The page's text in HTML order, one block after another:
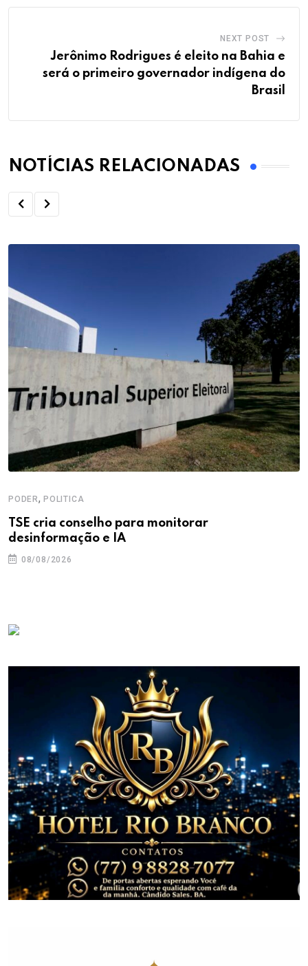
NEXT POST
Jerônimo Rodrigues é eleito na Bahia e
será o primeiro governador indígena do
Brasil
NOTÍCIAS RELACIONADAS
PODER, POLITICA
TSE cria conselho para monitorar
desinformação e IA
08/08/2026